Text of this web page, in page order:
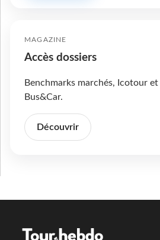
MAGAZINE
Accès dossiers
Benchmarks marchés, Icotour
Bus&Car.
Découvrir